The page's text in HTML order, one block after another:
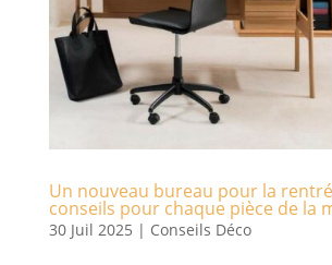
Un nouveau bureau pour la
conseils pour chaque pièce de la
30 Juil 2025 | Conseils Déco